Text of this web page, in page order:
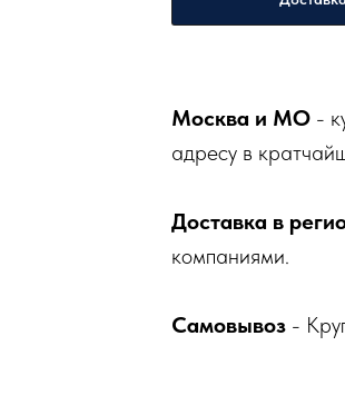
Москва и МО -
адресу в
Доставка в
компаниями.
Самовывоз -